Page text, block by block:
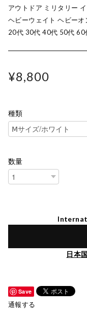
アウトドア ミリタリー
ヘビーウェイト ヘビー
20代 30代 40代 50代 60
¥8,800
種類
数量
日本
Save
通報する